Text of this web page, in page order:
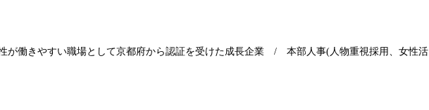
が働きやすい職場として京都府から認証を受けた成長企業 / 本部人事( 人物重視採用、女性活